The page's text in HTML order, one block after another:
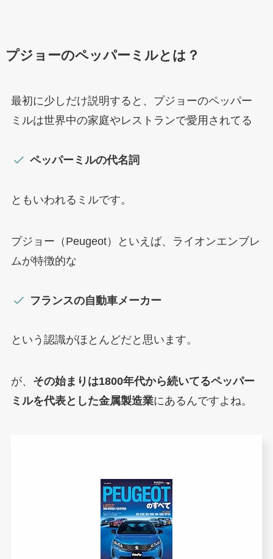
プジョーのペッパーミルとは？
最初に少しだけ説明すると、プジョーのペッパー
ミルは世界中の家庭やレストランで愛用されてる
ペッパーミルの代名詞
ともいわれるミルです。
プジョー（Peugeot）といえば、ライオンエンブレ
ムが特徴的な
フランスの自動車メーカー
という認識がほとんどだと思います。
が、 その始まりは1800年代から続いてるペッパー
ミルを代表とした金属製造業にあるんですよね。